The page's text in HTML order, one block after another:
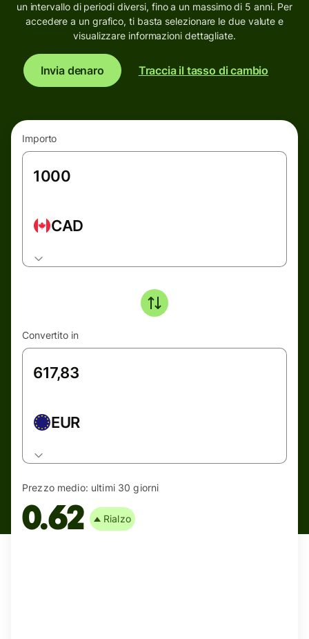
un intervallo di periodi diversi, fino a un massimo di 5 anni. Per
accedere a un grafico, ti basta selezionare le due valute e
visualizzare informazioni dettagliate.
Invia denaro Traccia il tasso di cambio
Importo
CAD
Convertito in
EUR
Prezzo medio: ultimi 30 giorni
0.62 Rialzo